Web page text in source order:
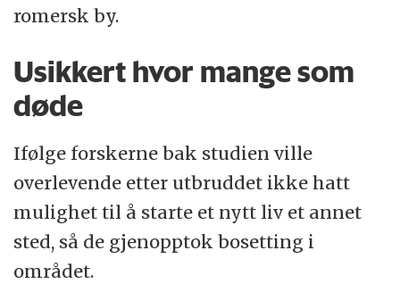
romersk by.
Usikkert hvor mange som
døde
Ifølge forskerne bak studien ville
overlevende etter utbruddet ikke hatt
mulighet til å starte et nytt liv et annet
sted, så de gjenopptok bosetting i
området.